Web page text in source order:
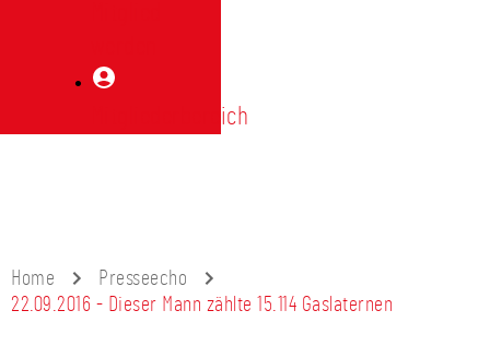
Mitgliederbereich
Home
Presseecho
22.09.2016 - Dieser Mann zählte 15.114 Gaslaternen